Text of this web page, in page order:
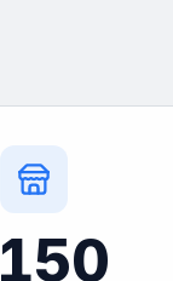
150